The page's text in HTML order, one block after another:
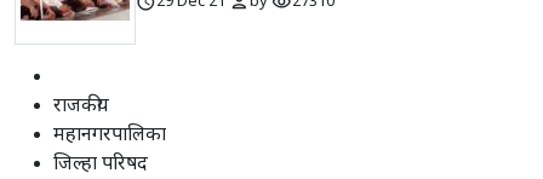
राजकीय
महानगरपालिका
जिल्हा परिषद